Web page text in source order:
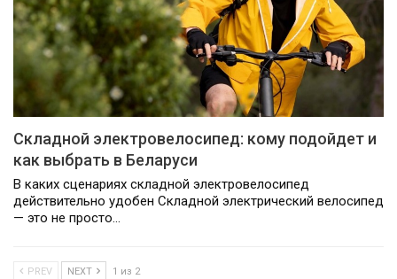
Складной электровелосипед: кому подойдет и
как выбрать в Беларуси
В каких сценариях складной электровелосипед
действительно удобен Складной электрический велосипед
— это не просто…
PREV NEXT 1 из 2